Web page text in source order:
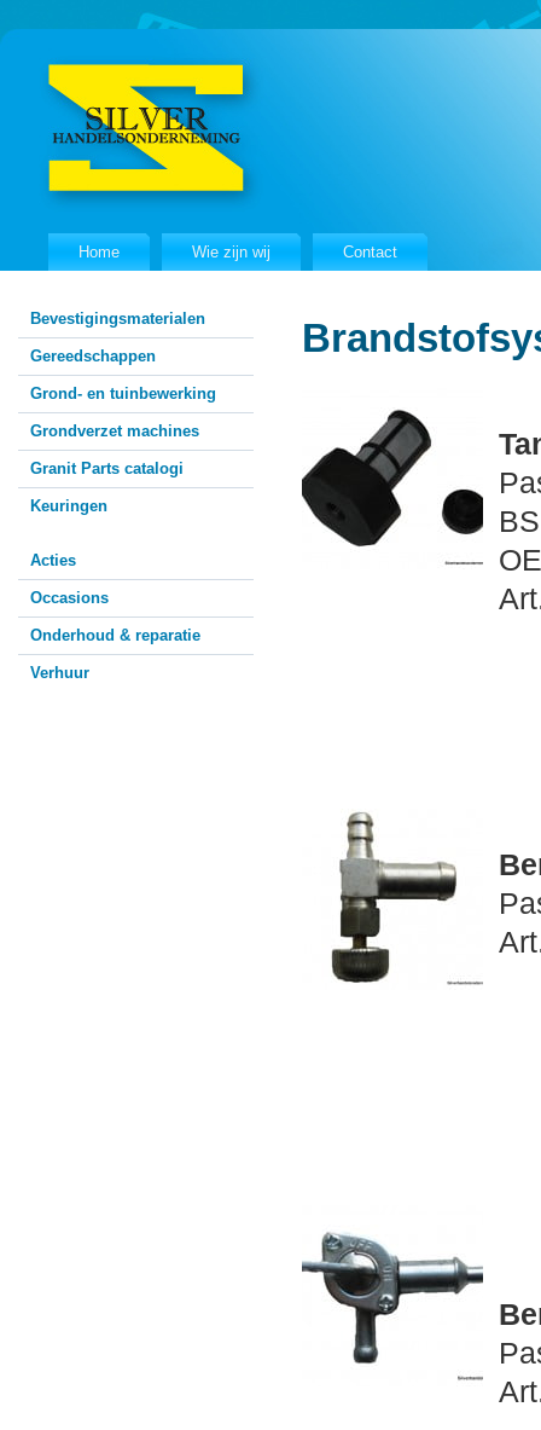
Home Wie zijn wij Contact
Bevestigingsmaterialen
Gereedschappen
Grond- en tuinbewerking
Grondverzet machines
Granit Parts catalogi
Keuringen
Acties
Occasions
Onderhoud & reparatie
Verhuur